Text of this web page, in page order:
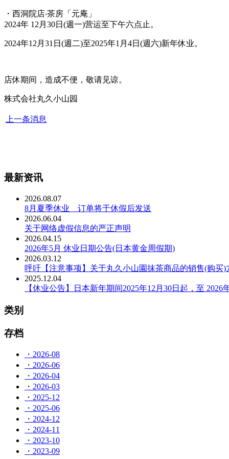
・西洞院店‧茶房「元庵」
2024年 12月30日(週一)营运至下午六点止。
2024年12月31日(週二)至2025年1月4日(週六)新年休业。
店休期间，造成不便，敬请见谅。
株式会社丸久小山园
上一条消息
最新资讯
2026.08.07
8月夏季休业 订单将于休假后发送
2026.06.04
关于网络虚假信息的严正声明
2026.04.15
2026年5月 休业日期公告(日本黄金周假期)
2026.03.12
呼吁【注意事项】关于丸久小山園抹茶商品的销售(购买)
2025.12.04
【休业公告】日本新年期间2025年12月30日起，至 2026
类别
存档
・2026-08
・2026-06
・2026-04
・2026-03
・2025-12
・2025-06
・2024-12
・2024-11
・2023-10
・2023-09